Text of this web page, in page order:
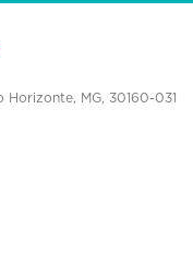
MG, 30160-031